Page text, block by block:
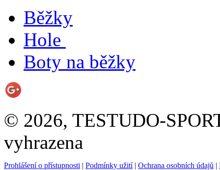
Běžky
Hole
Boty na běžky
© 2026, TESTUDO-
vyhrazena
Prohlášení o přístupnosti | Podmínky užití| Ochrana osobních údajů |